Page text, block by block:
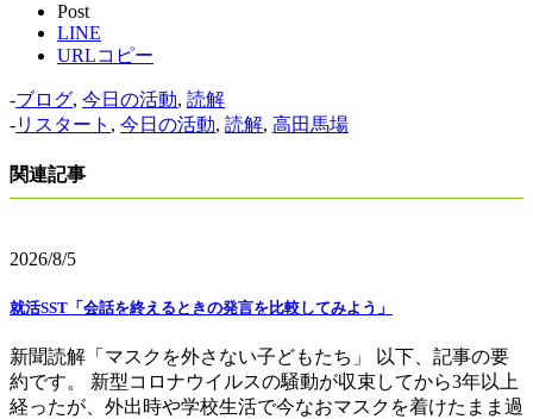
Post
LINE
URLコピー
-ブログ, 今日の活動, 読解
-リスタート , 今日の活動, 読解, 高田馬場
関連記事
2026/8/5
就活SST「会話を終えるときの発言を比較してみよう」
新聞読解「マスクを外さない子どもたち」 以下、記事の要
約です。 新型コロナウイルスの騒動が収束してから3年以上
経ったが、外出時や学校生活で今なおマスクを着けたまま過